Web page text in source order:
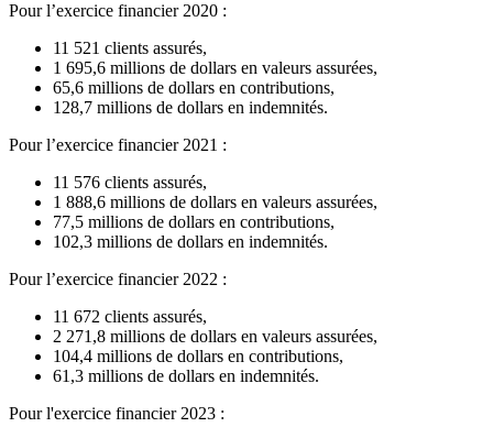
Pour l’exercice financier 2020 :
11 521 clients assurés,
1 695,6 millions de dollars en valeurs assurées,
65,6 millions de dollars en contributions,
128,7 millions de dollars en indemnités.
Pour l’exercice financier 2021 :
11 576 clients assurés,
1 888,6 millions de dollars en valeurs assurées,
77,5 millions de dollars en contributions,
102,3 millions de dollars en indemnités.
Pour l’exercice financier 2022 :
11 672 clients assurés,
2 271,8 millions de dollars en valeurs assurées,
104,4 millions de dollars en contributions,
61,3 millions de dollars en indemnités.
Pour l'exercice financier 2023 :